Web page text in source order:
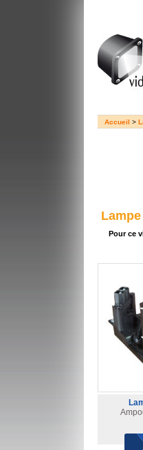
Accueil >
Lampe
Pour ce